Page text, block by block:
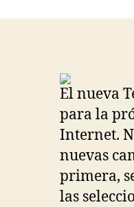
El nueva
para la
Internet.
nuevas
primera,
las